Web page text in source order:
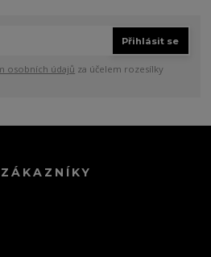
Přihlásit se
osobních údajů za účelem rozesílky